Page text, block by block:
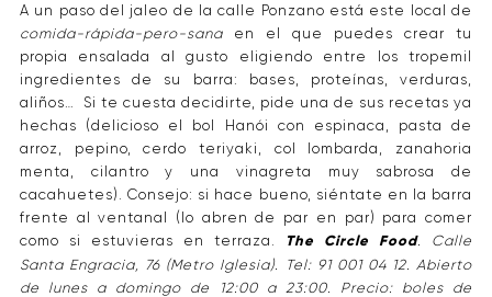
A un paso del jaleo de la calle Ponzano está este local de
comida-rápida-pero-sanaen el que puedes crear tu
propia ensalada al gusto eligiendo entre los tropemil
ingredientes de su barra: bases, proteínas, verduras,
aliños… Si te cuesta decidirte, pide una de sus recetas ya
hechas (delicioso el bol Hanói con espinaca, pasta de
arroz, pepino, cerdo teriyaki, col lombarda, zanahoria
menta, cilantro y una vinagreta muy sabrosa de
cacahuetes). Consejo: si hace bueno, siéntate en la barra
frente al ventanal (lo abren de par en par) para comer
como si estuvieras en terraza.
The Circle Food. Calle
Santa Engracia, 76 (Metro Iglesia). Tel: 91 001 04 12. Abierto
de lunes a domingo de 12:00 a 23:00. Precio: boles de